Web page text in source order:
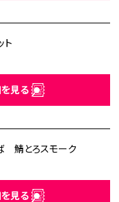
ト
見る
鯖とろスモーク
見る